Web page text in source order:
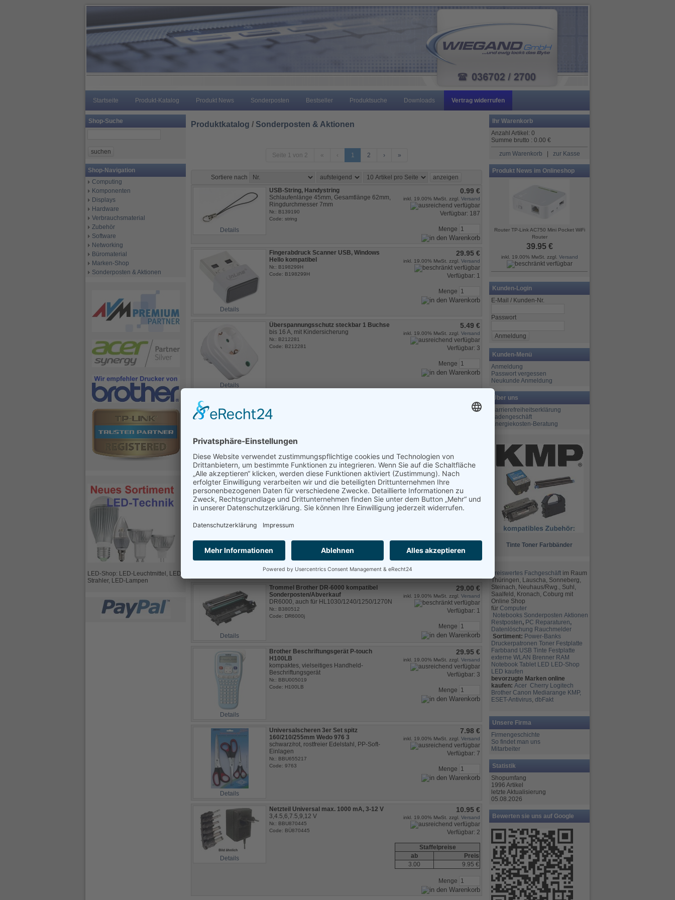
Startseite Produkt-Katalog Produkt News Sonderposten Bestseller Produktsuche Downloads Vertrag widerrufen
Shop-Suche
Shop-Navigation
Computing
Komponenten
Displays
Hardware
Verbrauchsmaterial
Zubehör
Software
Networking
Büromaterial
Marken-Shop
Sonderposten & Aktionen
LED-Shop: LED-Leuchtmittel, LED-
Strahler, LED-Lampen
Produktkatalog / Sonderposten & Aktionen
Seite 1 von 2 « ‹ 1 2 › »
Sortiere nach
Details
USB-String, Handystring
Schlaufenlänge 45mm, Gesamtlänge 62mm,
Ringdurchmesser 7mm
Nr.: B139190
Code: string
0.99 €
inkl. 19.00% MwSt. zzgl. Versand
Verfügbar: 187
Menge
Details
Fingerabdruck Scanner USB, Windows
Hello kompatibel
Nr.: B198299H
Code: B198299H
29.95 €
inkl. 19.00% MwSt. zzgl. Versand
Verfügbar: 1
Menge
Details
Überspannungsschutz steckbar 1 Buchse
bis 16 A, mit Kindersicherung
Nr.: B212281
Code: B212281
5.49 €
inkl. 19.00% MwSt. zzgl. Versand
Verfügbar: 3
Menge
Drahtgestell mit ausziehbarer Schublade
Nr.: B245825N1
19.98 €
Versand
Details
Kopfhörer ohne Mikrofon - Headphone oem
1.8m Kabel, 3.5 mm Stereo-Klinke
Nr.: B2459621
Code: B2459621
5.95 €
inkl. 19.00% MwSt. zzgl.
Verfügbar: 11
Menge
USB Port Blocker für USB A Buchse
zur Absicherung von USB-Buchsen
Code: USBlock
Verfügbar: 4
Details
Trommel Brother DR-6000 kompatibel
Sonderposten/Abverkauf
DR6000, auch für HL1030/1240/1250/1270N
Nr.: B380512
Code: DR6000j
29.00 €
inkl. 19.00% MwSt. zzgl. Versand
Verfügbar: 1
Menge
Details
Brother Beschriftungsgerät P-touch
H100LB
kompaktes, vielseitiges Handheld-
Beschriftungsgerät
Nr.: BBU005019
Code: H100LB
29.95 €
inkl. 19.00% MwSt. zzgl. Versand
Verfügbar: 3
Menge
Details
Universalscheren 3er Set spitz
160/210/255mm Wedo 976 3
schwarz/rot, rostfreier Edelstahl, PP-Soft-
Einlagen
Nr.: BBU655217
Code: 9763
7.98 €
inkl. 19.00% MwSt. zzgl. Versand
Verfügbar: 7
Menge
Details
Netzteil Universal max. 1000 mA, 3-12 V
3,4.5,6,7.5,9,12 V
Nr.: BBU870445
Code: BÜ870445
10.95 €
inkl. 19.00% MwSt. zzgl. Versand
Verfügbar: 2
Staffelpreise
ab
Preis
3.00
9.95 €
Menge
Ihr Warenkorb
Anzahl Artikel: 0
Summe brutto : 0.00 €
zum Warenkorb
zur Kasse
Produkt News im Onlineshop
Router TP-Link AC750 Mini Pocket WiFi
Router
39.95 €
inkl. 19.00% MwSt. zzgl. Versand
Kunden-Login
E-Mail / Kunden-Nr.
Passwort
Kunden-Menü
Anmeldung
Passwort vergessen
Neukunde Anmeldung
Über uns
Barrierefreiheitserklärung
Ladengeschäft
Energiekosten-Beratung
Tinte Toner Farbbänder
preiswertes Fachgeschäft im Raum
Thüringen, Lauscha, Sonneberg,
Steinach, Neuhaus/Rwg., Suhl,
Saalfeld, Kronach, Coburg mit
Online Shop
für Computer
Notebooks Sonderposten Aktionen
Restposten, PC Reparaturen,
Datenlöschung Rauchmelder
Sortiment: Power-Banks
Druckerpatronen Toner Festplatte
Farbband USB Tinte Festplatte
externe WLAN Brenner RAM
Notebook Tablet LED LED-Shop
LED kaufen
bevorzugte Marken online
kaufen: Acer Cherry Logitech
Brother Canon Mediarange KMP,
ESET-Antivirus, dbFakt
Unsere Firma
Firmengeschichte
So findet man uns
Mitarbeiter
Statistik
Shopumfang
1996 Artikel
letzte Aktualisierung
05.08.2026
Bewerten sie uns auf Google